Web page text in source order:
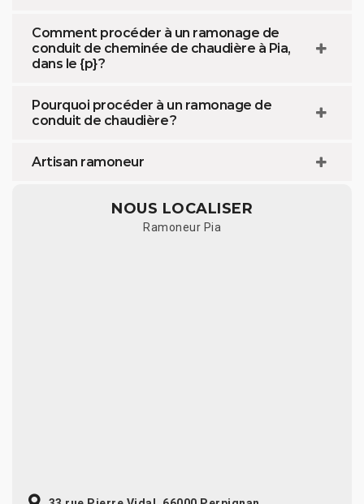
Comment procéder à un ramonage de
conduit de cheminée de chaudière à Pia,
dans le {p} ?
Pourquoi procéder à un ramonage de
conduit de chaudière ?
Artisan ramoneur
NOUS LOCALISER
Ramoneur Pia